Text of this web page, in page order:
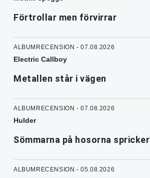
Förtrollar men förvirrar
ALBUMRECENSION - 07.08.2026
Electric Callboy
Metallen står i vägen
ALBUMRECENSION - 07.08.2026
Hulder
Sömmarna på hosorna spricker
ALBUMRECENSION - 05.08.2026